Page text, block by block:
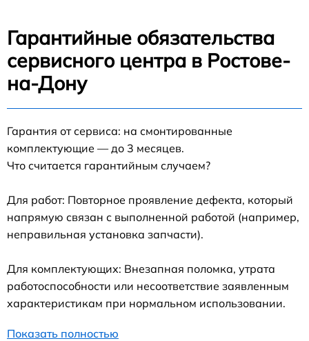
Гарантийные обязательства
сервисного центра в Ростове-
на-Дону
Гарантия от сервиса: на смонтированные
комплектующие — до 3 месяцев.
Что считается гарантийным случаем?
Для работ: Повторное проявление дефекта, который
напрямую связан с выполненной работой (например,
неправильная установка запчасти).
Для комплектующих: Внезапная поломка, утрата
работоспособности или несоответствие заявленным
характеристикам при нормальном использовании.
Показать полностью